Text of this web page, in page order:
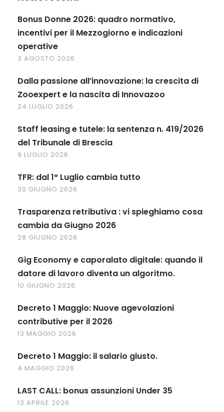
Bonus Donne 2026: quadro normativo,
incentivi per il Mezzogiorno e indicazioni
operative
3 AGOSTO 2026
Dalla passione all’innovazione: la crescita di
Zooexpert e la nascita di Innovazoo
24 LUGLIO 2026
Staff leasing e tutele: la sentenza n. 419/2026
del Tribunale di Brescia
9 LUGLIO 2026
TFR: dal 1° Luglio cambia tutto
30 GIUGNO 2026
Trasparenza retributiva : vi spieghiamo cosa
cambia da Giugno 2026
28 GIUGNO 2026
Gig Economy e caporalato digitale: quando il
datore di lavoro diventa un algoritmo.
10 GIUGNO 2026
Decreto 1 Maggio: Nuove agevolazioni
contributive per il 2026
13 MAGGIO 2026
Decreto 1 Maggio: il salario giusto.
4 MAGGIO 2026
LAST CALL: bonus assunzioni Under 35
13 APRILE 2026